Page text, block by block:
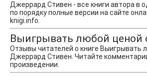
Джеррард Стивен - все книги автора в
по порядку полные версии на сайте
knigi.info.
Выигрывать любой ценой
Отзывы читателей о книге Выигрывать
Джеррард Стивен. Читайте
произведении.